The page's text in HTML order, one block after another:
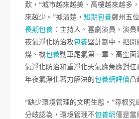
歎，“城市越來越美、高樓越來越多
來越少。”據清楚， 短期包養鄭州五
長期包養 ：主持人、喜劇演員、演
夜氣淨化防治攻包養堅計劃中，把
煤、機包養動車尾氣第一章、高空面
氣淨化防治和重淨化天氣應急應對任
年夜氣淨化著力解決的包養網評價凸
“缺少環境管理的文明生態。”尋根究
分歧認為，環境管理不包養網僅是當